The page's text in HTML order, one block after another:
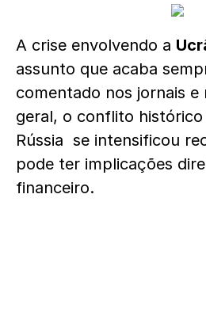
A crise envolvendo a
assunto que acaba
comentado nos jornais e
geral, o conflito
Rússia se intensificou
pode ter implicações
financeiro.